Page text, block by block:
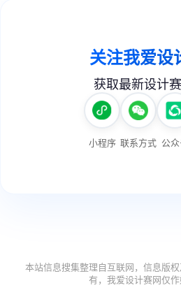
本站信息搜集整理自互联网，信息版
有，我爱设计赛网仅作